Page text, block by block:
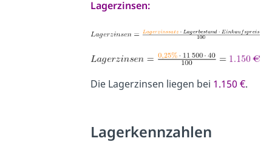
Lagerzinsen:
Die Lagerzinsen liegen bei 1.150 €.
Lagerkennzahlen